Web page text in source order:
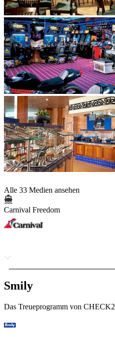
Alle 33 Medien ansehen
Carnival Freedom
Smily
Das Treueprogramm von